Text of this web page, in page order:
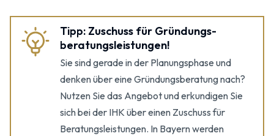
Tipp: Zuschuss für Gründungs­
beratungsleistungen!
Sie sind gerade in der Planungsphase und
denken über eine Gründungsberatung nach?
Nutzen Sie das Angebot und erkundigen Sie
sich bei der IHK über einen Zuschuss für
Beratungsleistungen. In Bayern werden